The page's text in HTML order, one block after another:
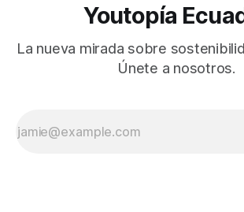
Youtopía
La nueva mirada sobre
Únete a nosotros.